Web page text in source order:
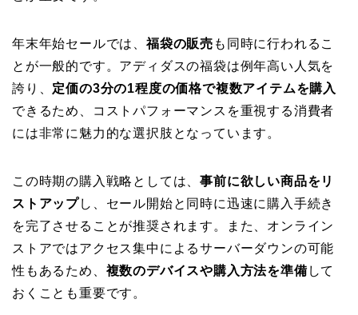
年末年始セールでは、 福袋の販売 も同時に行われるこ
とが一般的です。アディダスの福袋は例年高い人気を
誇り、 定価の3分の1程度の価格で複数アイテムを購入
できるため、コストパフォーマンスを重視する消費者
には非常に魅力的な選択肢となっています。
この時期の購入戦略としては、事前に欲しい商品をリ
ストアップし、セール開始と同時に迅速に購入手続き
を完了させることが推奨されます。また、オンライン
ストアではアクセス集中によるサーバーダウンの可能
性もあるため、 複数のデバイスや購入方法を準備 して
おくことも重要です。